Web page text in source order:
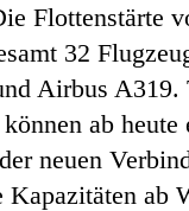
Flottenstärte
32
Airbus A319.
ab heute
neuen
ab